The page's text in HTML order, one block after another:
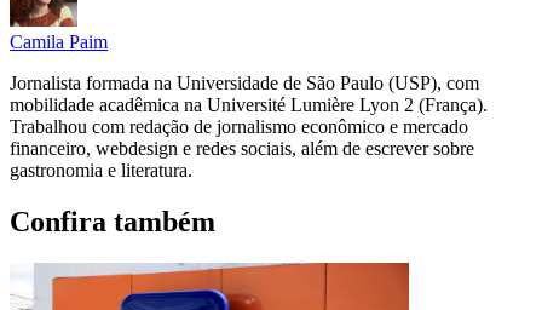
Camila Paim
Jornalista formada na Universidade de São Paulo (USP), com
mobilidade acadêmica na Université Lumière Lyon 2 (França).
Trabalhou com redação de jornalismo econômico e mercado
financeiro, webdesign e redes sociais, além de escrever sobre
gastronomia e literatura.
Confira também